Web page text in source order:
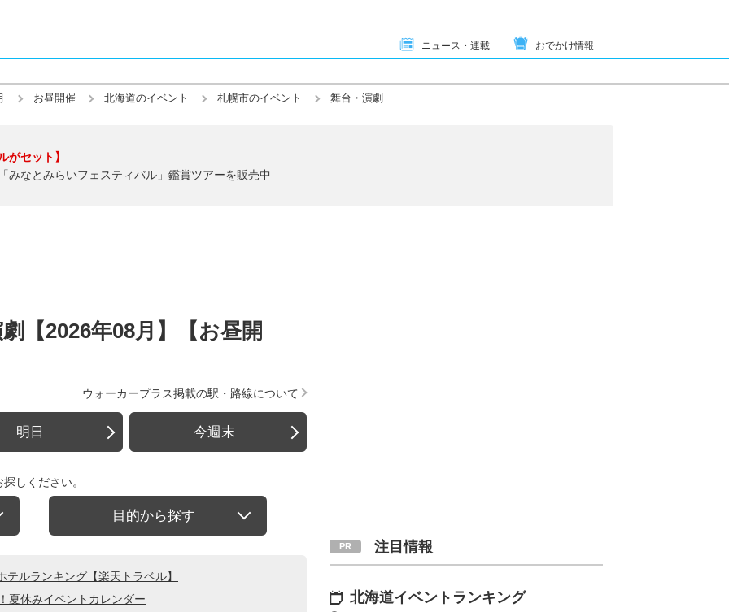
ニュース・連載 おでかけ情報
お昼開催 北海道のイベント 札幌市のイベント 舞台・演劇
がセット】
みなとみらいフェスティバル」鑑賞ツアーを販売中
【2026年08月】【お昼開
ウォーカープラス掲載の駅・路線について
明日 今週末
しください。
目的から探す
ルランキング【楽天トラベル】
夏休みイベントカレンダー
注目情報
北海道イベントランキング